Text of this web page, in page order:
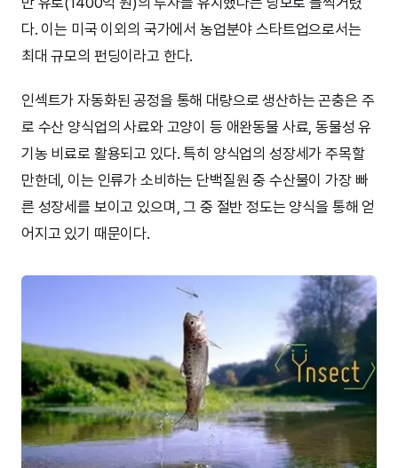
다. 이는 미국 이외의 국가에서 농업분야 스타트업으로서는
최대 규모의 펀딩이라고 한다.
인섹트가 자동화된 공정을 통해 대량으로 생산하는 곤충은 주
로 수산 양식업의 사료와 고양이 등 애완동물 사료, 동물성 유
기농 비료로 활용되고 있다. 특히 양식업의 성장세가 주목할
만한데, 이는 인류가 소비하는 단백질원 중 수산물이 가장 빠
른 성장세를 보이고 있으며, 그 중 절반 정도는 양식을 통해 얻
어지고 있기 때문이다.